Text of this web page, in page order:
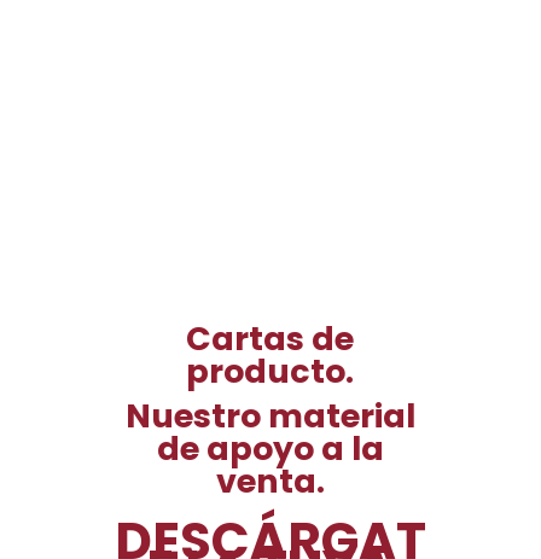
Cartas de
producto.
Nuestro material
de apoyo a la
venta.
DESCÁRGAT